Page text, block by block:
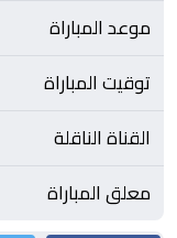
موعد المباراة
توقيت المباراة
القناة الناقلة
معلق المباراة